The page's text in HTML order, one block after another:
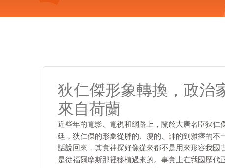
狄仁傑形象轉換，政治
來自荷蘭
近些年的電影、電視和網路上，關於大唐名臣狄仁
廷，狄仁傑的形象從胖的、瘦的、帥的到雅痞的不
話說回來，其實神探好像從來都不是用來形容我國
是從福爾摩斯那裡移植過來的。事實上在我國歷